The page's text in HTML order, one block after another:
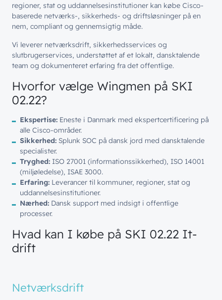
regioner, stat og uddannelsesinstitutioner kan købe Cisco-
baserede netværks-, sikkerheds- og driftsløsninger på en
nem, compliant og gennemsigtig måde.
Vi leverer netværksdrift, sikkerhedsservices og
slutbrugerservices, understøttet af et lokalt, dansktalende
team og dokumenteret erfaring fra det offentlige.
Hvorfor vælge Wingmen på SKI
02.22?
Ekspertise: Eneste i Danmark med ekspertcertificering på
alle Cisco-områder.
Sikkerhed: Splunk SOC på dansk jord med dansktalende
specialister.
Tryghed: ISO 27001 (informationssikkerhed), ISO 14001
(miljøledelse), ISAE 3000.
Erfaring: Leverancer til kommuner, regioner, stat og
uddannelsesinstitutioner.
Nærhed: Dansk support med indsigt i offentlige
processer.
Hvad kan I købe på SKI 02.22 It-
drift
Netværksdrift